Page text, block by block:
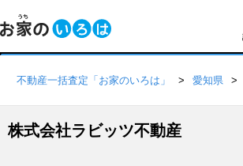
不動産一括査定「お家のいろは」 愛知県
株式会社ラビッツ不動産